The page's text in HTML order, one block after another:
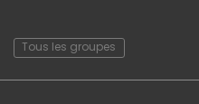
Tous les groupes